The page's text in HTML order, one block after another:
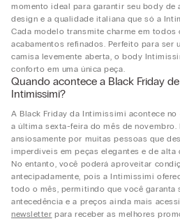
momento ideal para garantir seu body de
design e a qualidade italiana que só a
Cada modelo transmite charme em
acabamentos refinados. Perfeito para ser
camisa levemente aberta, o body
conforto em uma única peça.
Quando acontece a Black Friday
Intimissimi?
A Black Friday da Intimissimi acontece
a última sexta-feira do mês de novembro.
ansiosamente por muitas pessoas que
imperdíveis em peças elegantes e de alta
No entanto, você poderá aproveitar
antecipadamente, pois a Intimissimi
todo o mês, permitindo que você garanta
antecedência e a preços ainda mais
newsletter para receber as melhores